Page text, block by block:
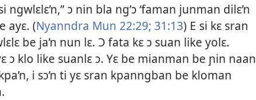
ngwlɛlɛ’n,” ɔ nin bla ng’ɔ ‘faman junman dilɛ’n
ayɛ. (Nyanndra Mun 22:29; 31:13) E si kɛ sran
be ja’n nun lɛ. Ɔ fata kɛ ɔ suan like yolɛ.
ɔ klo like suanlɛ ɔ. Yɛ be mianman be ɲin naan
i sɔ’n ti yɛ sran kpanngban be kloman